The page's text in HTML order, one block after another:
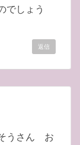
でしょう
返信
うさん お